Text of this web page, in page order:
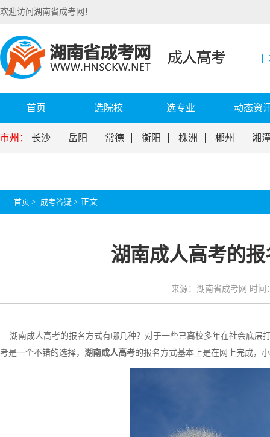
欢迎访问湖南省成考网！
首页 选院校 选专业 动态资
市州： 长沙 岳阳 常德 衡阳 株洲 郴州 湘
首页 > 成考答疑 > 正文
湖南成人高考的
来源：湖南省成考网 时间
湖南成人高考的报名方式有哪几种？对于一些已离校多年在社会底层
考是一个不错的选择， 湖南成人高考的报名方式基本上是在网上完成，